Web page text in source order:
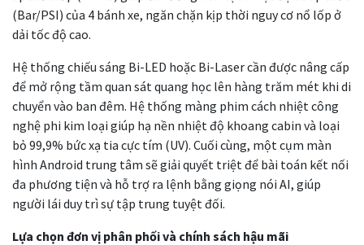
(Bar/PSI) của 4 bánh xe, ngăn chặn kịp thời nguy cơ nổ lốp ở
dải tốc độ cao.
Hệ thống chiếu sáng Bi-LED hoặc Bi-Laser cần được nâng cấp
để mở rộng tầm quan sát quang học lên hàng trăm mét khi di
chuyển vào ban đêm. Hệ thống màng phim cách nhiệt công
nghệ phi kim loại giúp hạ nền nhiệt độ khoang cabin và loại
bỏ 99,9% bức xạ tia cực tím (UV). Cuối cùng, một cụm màn
hình Android trung tâm sẽ giải quyết triệt để bài toán kết nối
đa phương tiện và hỗ trợ ra lệnh bằng giọng nói AI, giúp
người lái duy trì sự tập trung tuyệt đối.
Lựa chọn đơn vị phân phối và chính sách hậu mãi